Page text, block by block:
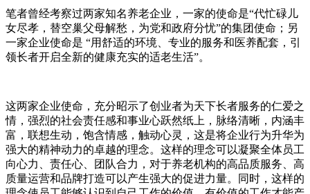
笔者曾经考察过两家知名养老企业，一家的使命是“代忙碌儿
女尽孝，替空巢父母解愁，为党和政府分忧”的集团使命；另
一家企业使命是 “用舒适的环境、专业的服务和医养配套，引
领长者开启全新的健康充实的适老生活”。
这两家企业使命，充分昭示了创业者为天下长者服务的仁爱之
情，强烈的社会责任感和事业心跃然纸上，脉络清晰，内涵丰
富，联想生动，饱含情感，触动心灵，这是将企业行为升华为
强大的精神动力的卓越的理念。这样的理念可以凝聚全体员工
向心力、责任心、团队合力，对于养老机构的高品质服务、高
质量运营和品牌打造可以产生强大的促进力量。同时，这样的